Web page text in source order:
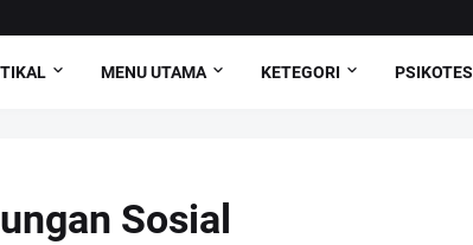
MENU UTAMA KETEGORI PSIKOTES
Sosial